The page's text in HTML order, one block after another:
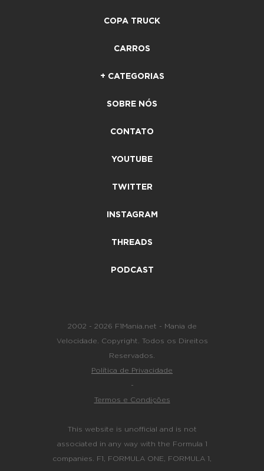
COPA TRUCK
CARROS
+ CATEGORIAS
SOBRE NÓS
CONTATO
YOUTUBE
TWITTER
INSTAGRAM
THREADS
PODCAST
2002 - 2026 F1Mania.net - Mania de
Velocidade. Copyright. Todos os Direitos
Reservados.
Política de Privacidade
-
Termos e Condições
This website is unofficial and is not
associated in any way with the Formula 1
companies. F1, FORMULA ONE, FORMULA 1,